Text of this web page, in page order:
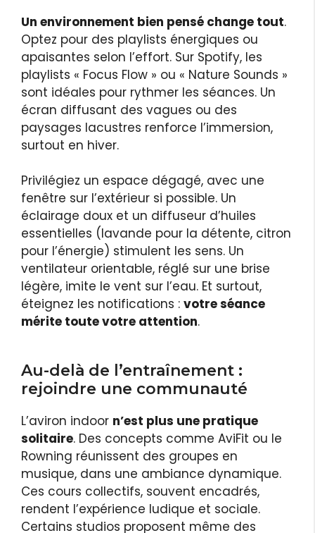
Un environnement bien pensé change tout.
Optez pour des playlists énergiques ou
apaisantes selon l’effort. Sur Spotify, les
playlists « Focus Flow » ou « Nature Sounds »
sont idéales pour rythmer les séances. Un
écran diffusant des vagues ou des
paysages lacustres renforce l’immersion,
surtout en hiver.
Privilégiez un espace dégagé, avec une
fenêtre sur l’extérieur si possible. Un
éclairage doux et un diffuseur d’huiles
essentielles (lavande pour la détente, citron
pour l’énergie) stimulent les sens. Un
ventilateur orientable, réglé sur une brise
légère, imite le vent sur l’eau. Et surtout,
éteignez les notifications : votre séance
mérite toute votre attention.
Au-delà de l’entraînement :
rejoindre une communauté
L’aviron indoor n’est plus une pratique
solitaire. Des concepts comme AviFit ou le
Rowning réunissent des groupes en
musique, dans une ambiance dynamique.
Ces cours collectifs, souvent encadrés,
rendent l’expérience ludique et sociale.
Certains studios proposent même des